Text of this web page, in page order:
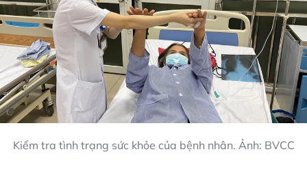
Kiểm tra tình trạng sức khỏe của bệnh nhân. Ảnh: BVCC